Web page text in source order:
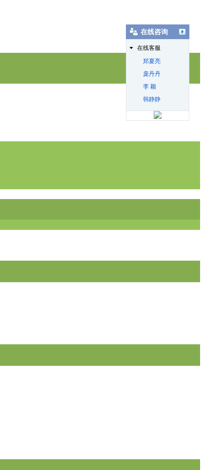
在线咨询
在线客服
郑夏亮
庞丹丹
李 颖
韩静静